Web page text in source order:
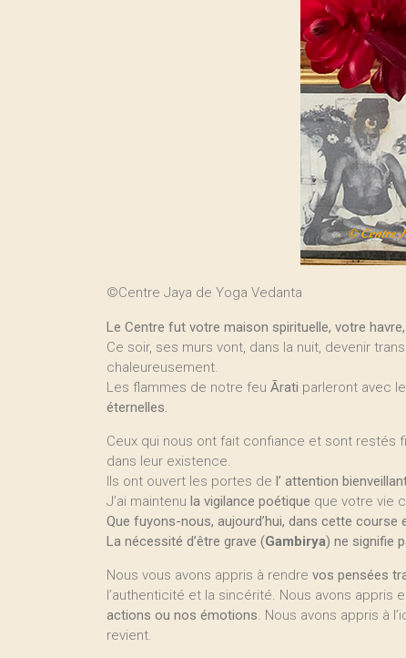
©Centre Jaya de Yoga Vedanta
Le Centre fut votre maison spirituelle, votre
Ce soir, ses murs vont, dans la nuit, devenir
chaleureusement.
Les flammes de notre feu Ārati parleront avec
éternelles.
Ceux qui nous ont fait confiance et sont restés
dans leur existence.
Ils ont ouvert les portes de l’ attention
J’ai maintenu la vigilance poétique que votre vie
Que fuyons-nous, aujourd’hui, dans cette course
La nécessité d’être grave (Gambirya) ne signifie
Nous vous avons appris à rendre vos pensées
l’authenticité et la sincérité. Nous avons appris
actions ou nos émotions. Nous avons appris à
revient.